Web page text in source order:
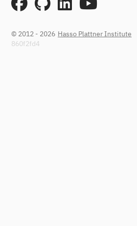
© 2012 - 2026 Hasso Plattner Institute
860f2fd4